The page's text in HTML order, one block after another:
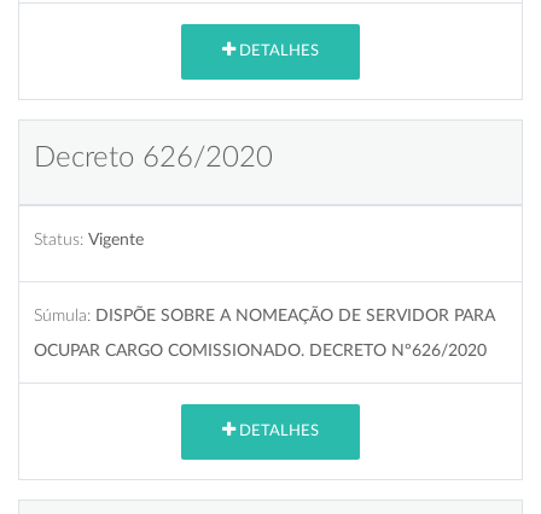
DETALHES
Decreto 626/2020
Status: Vigente
Súmula: DISPÕE SOBRE A NOMEAÇÃO DE SERVIDOR PARA
OCUPAR CARGO COMISSIONADO. DECRETO Nº626/2020
DETALHES